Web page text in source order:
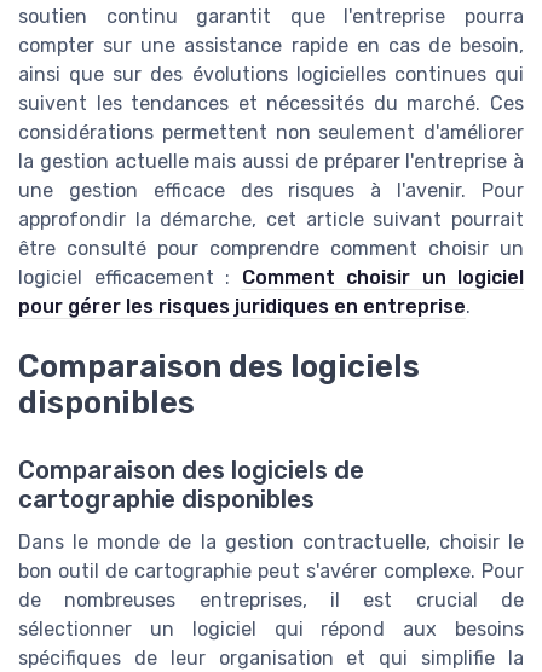
soutien continu garantit que l'entreprise pourra
compter sur une assistance rapide en cas de besoin,
ainsi que sur des évolutions logicielles continues qui
suivent les tendances et nécessités du marché. Ces
considérations permettent non seulement d'améliorer
la gestion actuelle mais aussi de préparer l'entreprise à
une gestion efficace des risques à l'avenir. Pour
approfondir la démarche, cet article suivant pourrait
être consulté pour comprendre comment choisir un
logiciel efficacement : Comment choisir un logiciel
pour gérer les risques juridiques en entreprise.
Comparaison des logiciels
disponibles
Comparaison des logiciels de
cartographie disponibles
Dans le monde de la gestion contractuelle, choisir le
bon outil de cartographie peut s'avérer complexe. Pour
de nombreuses entreprises, il est crucial de
sélectionner un logiciel qui répond aux besoins
spécifiques de leur organisation et qui simplifie la